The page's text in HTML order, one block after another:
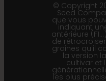
© Copyright
Seed
que vous
indiquant
antérieure
de
graines qu'il
la version
cultivar et
les plus